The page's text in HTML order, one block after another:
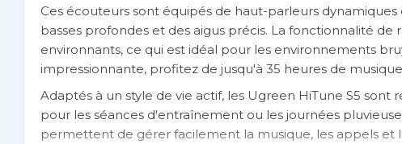
Ces écouteurs sont équipés de haut-parleurs
basses profondes et des aigus précis. La fonctionnalité
environnants, ce qui est idéal pour les environnements
impressionnante, profitez de jusqu'à 35 heures de
Adaptés à un style de vie actif, les Ugreen HiTune S5
pour les séances d'entraînement ou les journées
permettent de gérer facilement la musique, les appels